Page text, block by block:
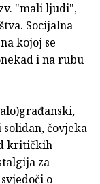
"mali ljudi",
Socijalna
kojoj se
i na rubu
čovjeka
kritičkih
za
o